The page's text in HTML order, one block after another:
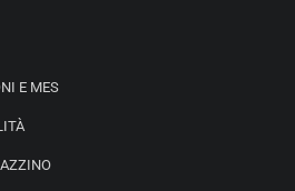
E MES